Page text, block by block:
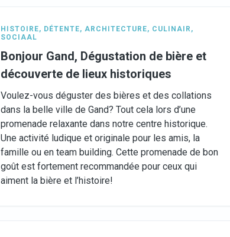
HISTOIRE, DÉTENTE, ARCHITECTURE, CULINAIR ,
SOCIAAL
Bonjour Gand, Dégustation de bière et
découverte de lieux historiques
Voulez-vous déguster des bières et des collations
dans la belle ville de Gand? Tout cela lors d’une
promenade relaxante dans notre centre historique.
Une activité ludique et originale pour les amis, la
famille ou en team building. Cette promenade de bon
goût est fortement recommandée pour ceux qui
aiment la bière et l’histoire!